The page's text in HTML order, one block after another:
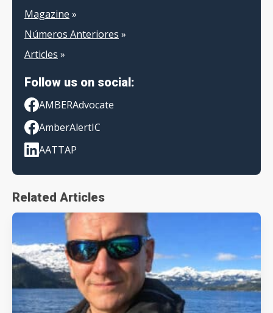
Magazine »
Números Anteriores »
Articles »
Follow us on social:
AMBERAdvocate
AmberAlertIC
AATTAP
Related Articles